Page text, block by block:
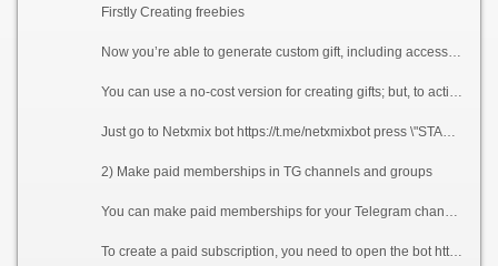
Firstly Creating freebies
Now you’re able to generate custom gift, including access, info, photos, videos, visuals, vouchers, coupons, exclusive discounts, special codes, and so on, including custom requirement for receiving the gift. Namely, requirement to claim present is subscribing to the channels you specified while setup and specific quantity of visits to your invite link in the bot.
You can use a no-cost version for creating gifts; but, to activate it, it’s required to include a few channels in your channel subscription.
Just go to Netxmix bot https://t.me/netxmixbot press \"START\" after that tap \"create a free gift\".
2) Make paid memberships in TG channels and groups
You can make paid memberships for your Telegram channels and groups with this bot. Payouts will be handled automatically via crypto.
To create a paid subscription, you need to open the bot https://t.me/netxmixbot click \"START\" - profile then channels - add channel.